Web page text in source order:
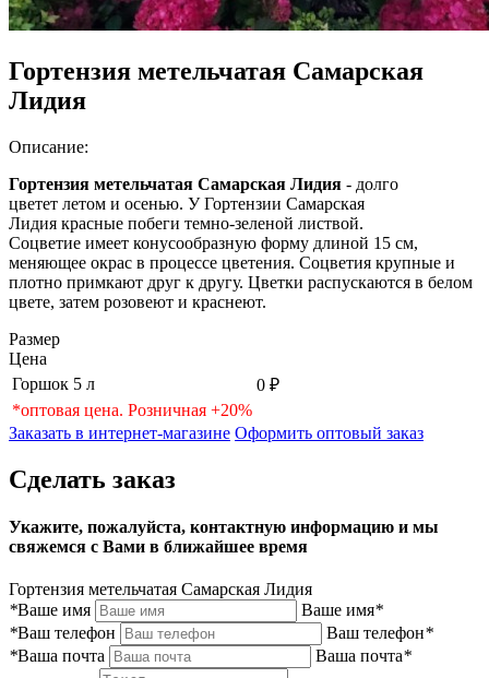
Гортензия метельчатая Самарская
Лидия
Описание:
Гортензия метельчатая Самарская Лидия - долго
цветет летом и осенью. У Гортензии Самарская
Лидия красные побеги темно-зеленой листвой.
Соцветие имеет конусообразную форму длиной 15 см,
меняющее окрас в процессе цветения. Соцветия крупные и
плотно примкают друг к другу. Цветки распускаются в белом
цвете, затем розовеют и краснеют.
Размер
Цена
Горшок 5 л
0 ₽
*оптовая цена. Розничная +20%
Заказать в интернет-магазине Оформить оптовый заказ
Сделать заказ
Укажите, пожалуйста, контактную информацию и мы
свяжемся с Вами в ближайшее время
Гортензия метельчатая Самарская Лидия
*Ваше имя Ваше имя*
*Ваш телефон Ваш телефон*
*Ваша почта Ваша почта*